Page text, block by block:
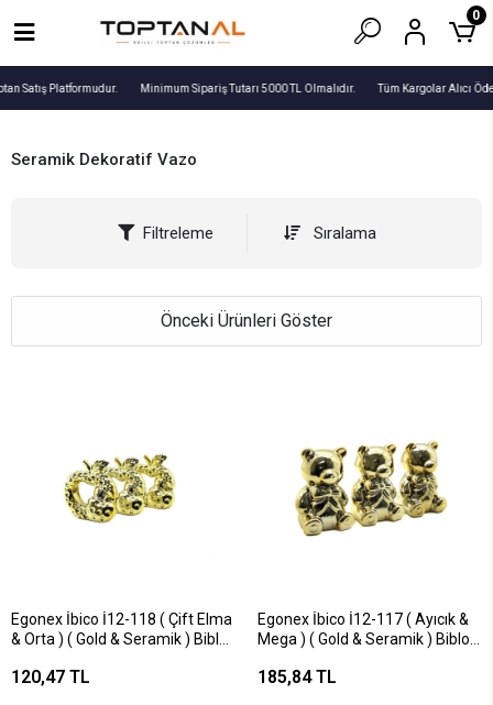
Satış Platformudur. Minimum Sipariş Tutarı 5000 TL Olmalıdır. Tüm Kargolar Alıcı
0
Seramik Dekoratif Vazo
Filtreleme Sıralama
Önceki Ürünleri Göster
Egonex İbico İ12-118 ( Çift Elma
& Orta ) ( Gold & Seramik ) Biblo
120,47 TL
Egonex İbico İ12-117 ( Ayıcık &
Mega ) ( Gold & Seramik ) Biblo
185,84 TL